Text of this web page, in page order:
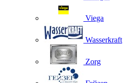
Viega
Wasserkraft
Zorg